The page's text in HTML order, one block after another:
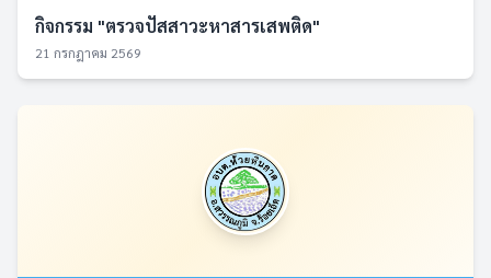
กิจกรรม "ตรวจปัสสาวะหาสารเสพติด"
21 กรกฎาคม 2569